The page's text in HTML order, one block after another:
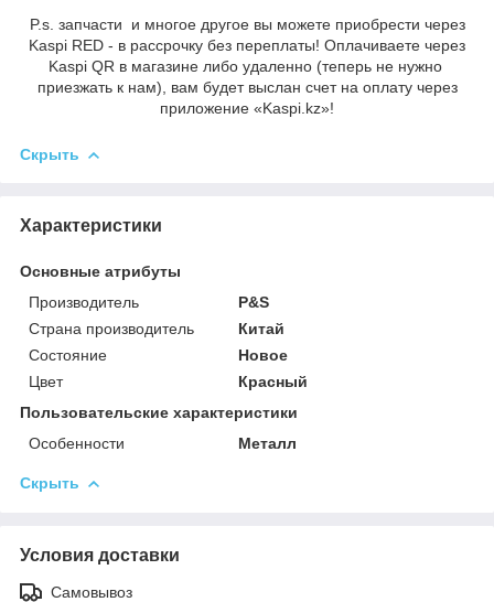
P.s. запчасти и многое другое вы можете приобрести через
Kaspi RED - в рассрочку без переплаты! Оплачиваете через
Kaspi QR в магазине либо удаленно (теперь не нужно
приезжать к нам), вам будет выслан счет на оплату через
приложение «Kaspi.kz»!
Скрыть
Характеристики
Основные атрибуты
Производитель
P&S
Страна производитель
Китай
Состояние
Новое
Цвет
Красный
Пользовательские характеристики
Особенности
Металл
Скрыть
Условия доставки
Самовывоз